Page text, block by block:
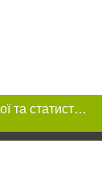
Цей сайт використовує «cookies». Також веб-сайт використовує інтернет-сервіс для збору технічних даних стосовно відвідувачів з метою отримання маркетингової та статистичної інформації. Умови обробки даних відвідувачів сайту див.